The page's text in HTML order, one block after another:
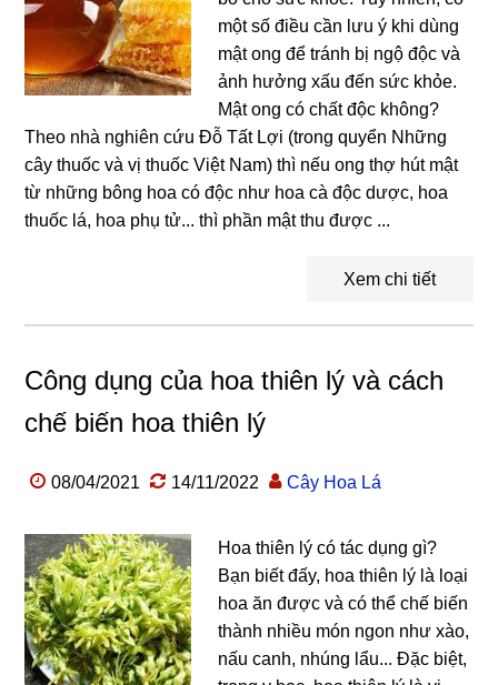
một số điều cần lưu ý khi dùng
mật ong để tránh bị ngộ độc và
ảnh hưởng xấu đến sức khỏe.
Mật ong có chất độc không?
Theo nhà nghiên cứu Đỗ Tất Lợi (trong quyển Những
cây thuốc và vị thuốc Việt Nam) thì nếu ong thợ hút mật
từ những bông hoa có độc như hoa cà độc dược, hoa
thuốc lá, hoa phụ tử... thì phần mật thu được ...
Xem chi tiết
Công dụng của hoa thiên lý và cách
chế biến hoa thiên lý
08/04/2021 14/11/2022 Cây Hoa Lá
Hoa thiên lý có tác dụng gì?
Bạn biết đấy, hoa thiên lý là loại
hoa ăn được và có thể chế biến
thành nhiều món ngon như xào,
nấu canh, nhúng lẩu... Đặc biệt,